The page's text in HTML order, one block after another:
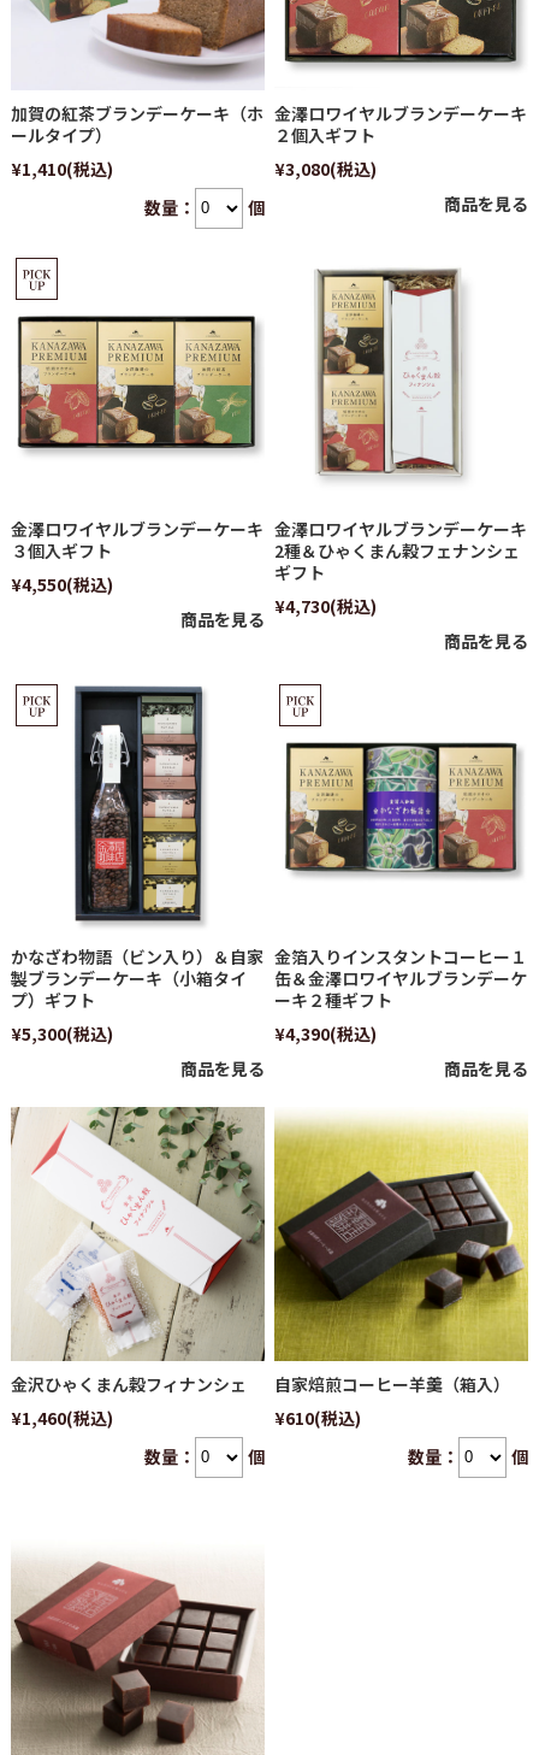
加賀の紅茶ブランデーケーキ（ホ
ールタイプ）
¥1,410(税込)
数量：
個
金澤ロワイヤルブランデーケーキ
２個入ギフト
¥3,080(税込)
商品を見る
金澤ロワイヤルブランデーケーキ
３個入ギフト
¥4,550(税込)
商品を見る
金澤ロワイヤルブランデーケーキ
2種＆ひゃくまん穀フェナンシェ
ギフト
¥4,730(税込)
商品を見る
かなざわ物語（ビン入り）＆自家
製ブランデーケーキ（小箱タイ
プ）ギフト
¥5,300(税込)
商品を見る
金箔入りインスタントコーヒー１
缶＆金澤ロワイヤルブランデーケ
ーキ２種ギフト
¥4,390(税込)
商品を見る
金沢ひゃくまん穀フィナンシェ
¥1,460(税込)
数量：
個
自家焙煎コーヒー羊羹（箱入）
¥610(税込)
数量：
個